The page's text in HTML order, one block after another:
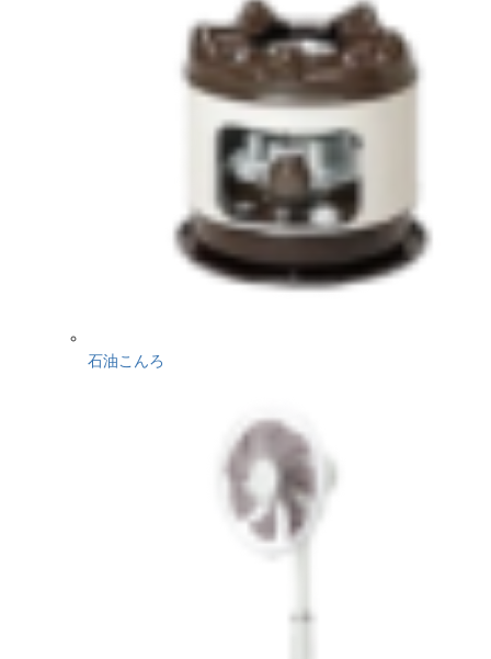
石油こんろ